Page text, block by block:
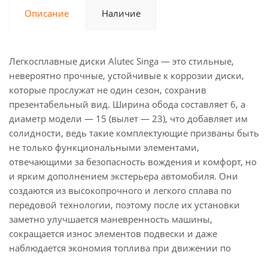
Описание Наличие
Легкосплавные диски Alutec Singa — это стильные,
невероятно прочные, устойчивые к коррозии диски,
которые прослужат не один сезон, сохранив
презентабельный вид. Ширина обода составляет 6, а
диаметр модели — 15 (вылет — 23), что добавляет им
солидности, ведь такие комплектующие призваны быть
не только функциональными элементами,
отвечающими за безопасность вождения и комфорт, но
и ярким дополнением экстерьера автомобиля. Они
создаются из высокопрочного и легкого сплава по
передовой технологии, поэтому после их установки
заметно улучшается маневренность машины,
сокращается износ элементов подвески и даже
наблюдается экономия топлива при движении по